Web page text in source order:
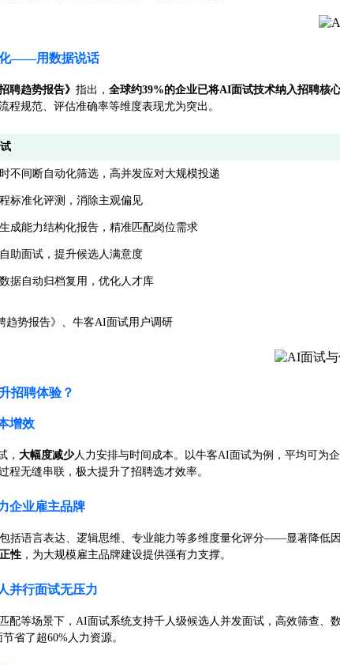
化——用数据说话
聘趋势报告》 指出， 全球约39%的企业已将AI面试技术纳入招聘核
程规范、评估准确率等维度表现尤为突出。
不间断自动化筛选，高并发应对大规模投递
标准化评测，消除主观偏见
成能力结构化报告，精准匹配岗位需求
助面试，提升候选人满意度
据自动归档复用，优化人才库
趋势报告》、牛客AI面试用户调研
招聘体验？
增效
， 大幅度减少人力安排与时间成本。以牛客AI面试为例，平均可为
程无缝串联，极大提升了招聘选才效率。
企业雇主品牌
语言表达、逻辑思维、专业能力等多维度量化评分——显著降低
性 ，为大规模雇主品牌建设提供强有力支撑。
并行面试无压力
配等场景下，AI面试系统支持千人级候选人并发面试，高效筛查、
省了超60%人力资源。